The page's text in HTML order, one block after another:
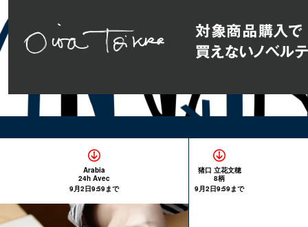
Arabia
24h Avec
9月2日9:59まで
猪口 立花文穂
8柄
9月2日9:59まで